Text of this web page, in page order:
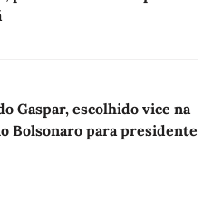
Gaspar, escolhido vice na
Bolsonaro para presidente